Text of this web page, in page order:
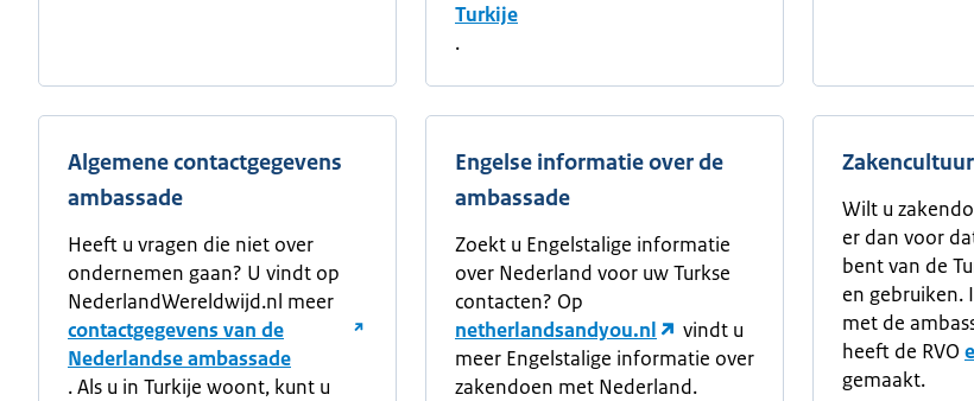
Turkije
.
Algemene contactgegevens
ambassade
Heeft u vragen die niet over
ondernemen gaan? U vindt op
NederlandWereldwijd.nl meer
contactgegevens van de
Nederlandse ambassade
. Als u in Turkije woont, kunt u
Engelse informatie over de
ambassade
Zoekt u Engelstalige informatie
over Nederland voor uw Turkse
contacten? Op
netherlandsandyou.nl
vindt u
meer Engelstalige informatie over
zakendoen met Nederland.
Wilt u
er dan voor
bent van de
en gebruiken.
met de
heeft de RVO
gemaakt.